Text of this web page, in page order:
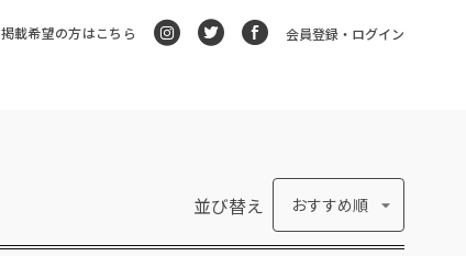
掲載希望の方はこちら 会員登録・ログイン
並び替え おすすめ順